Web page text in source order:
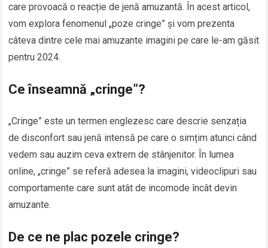
care provoacă o reacție de jenă amuzantă. În acest articol,
vom explora fenomenul „poze cringe” și vom prezenta
câteva dintre cele mai amuzante imagini pe care le-am găsit
pentru 2024.
Ce înseamnă „cringe”?
„Cringe” este un termen englezesc care descrie senzația
de disconfort sau jenă intensă pe care o simțim atunci când
vedem sau auzim ceva extrem de stânjenitor. În lumea
online, „cringe” se referă adesea la imagini, videoclipuri sau
comportamente care sunt atât de incomode încât devin
amuzante.
De ce ne plac pozele cringe?